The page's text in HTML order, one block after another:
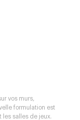
vos murs,
formulation est
les salles de jeux.